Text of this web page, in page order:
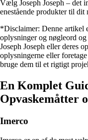
Vælg Joseph Joseph – det
enestående produkter til dit
*Disclaimer: Denne artikel
oplysninger og nøgleord
Joseph Joseph eller deres
oplysningerne eller
bruge dem til et rigtigt
En Komplet
Opvaskemåtter
Imerco